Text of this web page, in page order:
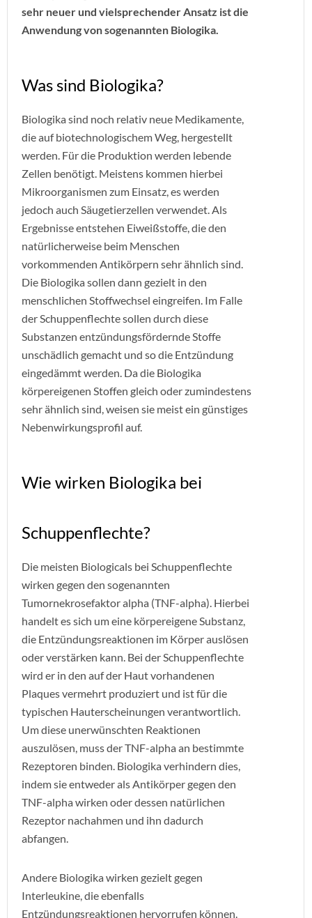
sehr neuer und vielsprechender Ansatz ist die
Anwendung von sogenannten Biologika.
Was sind Biologika?
Biologika sind noch relativ neue Medikamente,
die auf biotechnologischem Weg, hergestellt
werden. Für die Produktion werden lebende
Zellen benötigt. Meistens kommen hierbei
Mikroorganismen zum Einsatz, es werden
jedoch auch Säugetierzellen verwendet. Als
Ergebnisse entstehen Eiweißstoffe, die den
natürlicherweise beim Menschen
vorkommenden Antikörpern sehr ähnlich sind.
Die Biologika sollen dann gezielt in den
menschlichen Stoffwechsel eingreifen. Im Falle
der Schuppenflechte sollen durch diese
Substanzen entzündungsfördernde Stoffe
unschädlich gemacht und so die Entzündung
eingedämmt werden. Da die Biologika
körpereigenen Stoffen gleich oder zumindestens
sehr ähnlich sind, weisen sie meist ein günstiges
Nebenwirkungsprofil auf.
Wie wirken Biologika bei
Schuppenflechte?
Die meisten Biologicals bei Schuppenflechte
wirken gegen den sogenannten
Tumornekrosefaktor alpha (TNF-alpha). Hierbei
handelt es sich um eine körpereigene Substanz,
die Entzündungsreaktionen im Körper auslösen
oder verstärken kann. Bei der Schuppenflechte
wird er in den auf der Haut vorhandenen
Plaques vermehrt produziert und ist für die
typischen Hauterscheinungen verantwortlich.
Um diese unerwünschten Reaktionen
auszulösen, muss der TNF-alpha an bestimmte
Rezeptoren binden. Biologika verhindern dies,
indem sie entweder als Antikörper gegen den
TNF-alpha wirken oder dessen natürlichen
Rezeptor nachahmen und ihn dadurch
abfangen.
Andere Biologika wirken gezielt gegen
Interleukine, die ebenfalls
Entzündungsreaktionen hervorrufen können.